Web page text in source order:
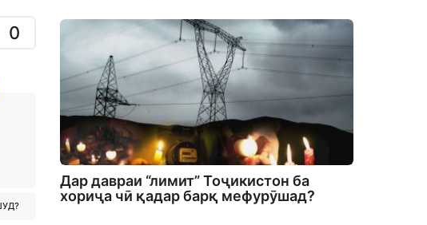
0
Дар давраи “лимит” Тоҷикистон ба
хориҷа чӣ қадар барқ мефурӯшад?